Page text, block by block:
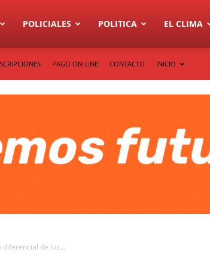
POLICIALES POLITICA EL CLIMA
PAGO ON LINE CONTACTO INICIO
de luz...